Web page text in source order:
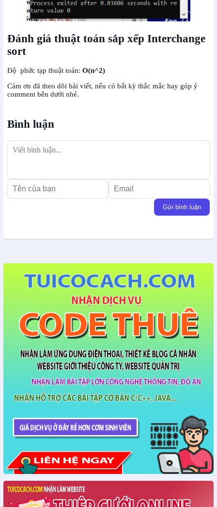
Đánh giá thuật toán sắp xếp Interchange
sort
Độ phức tạp thuật toán: O(n^2)
Cảm ơn đã theo dõi bài viết, nếu có bất kỳ thắc mắc hay góp ý
comment bên dưới nhé.
Bình luận
Gửi bình luận